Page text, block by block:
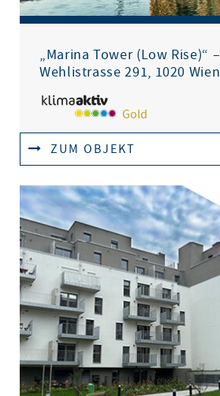
„Marina Tower (Low Rise)“ –
Wehlistrasse 291, 1020 Wien
Gold
ZUM OBJEKT